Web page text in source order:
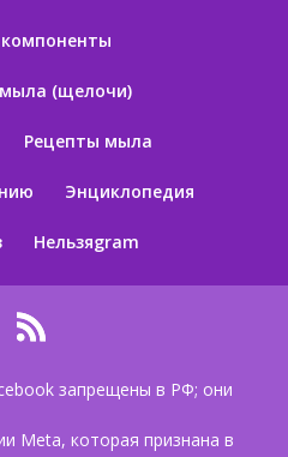
компоненты
(щелочи)
Рецепты мыла
Энциклопедия
Нельзяgram
запрещены в РФ; они
Meta, которая признана в